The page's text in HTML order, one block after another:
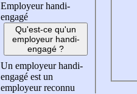
Employeur handi-
engagé
Qu'est-ce qu'un
employeur handi-
engagé ?
Un employeur handi-
engagé est un
employeur reconnu